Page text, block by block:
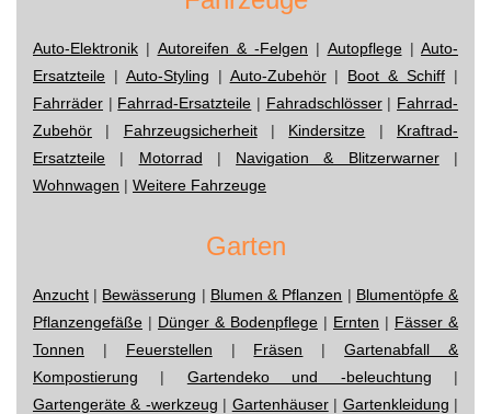
Auto-Elektronik | Autoreifen & -Felgen | Autopflege| Auto-
Ersatzteile | Auto-Styling | Auto-Zubehör| Boot & Schiff |
Fahrräder | Fahrrad-Ersatzteile | Fahradschlösser| Fahrrad-
Zubehör | Fahrzeugsicherheit| Kindersitze | Kraftrad-
Ersatzteile | Motorrad | Navigation & Blitzerwarner|
Wohnwagen | Weitere Fahrzeuge
Garten
Anzucht | Bewässerung | Blumen & Pflanzen | Blumentöpfe &
Pflanzengefäße | Dünger & Bodenpflege | Ernten | Fässer &
Tonnen | Feuerstellen | Fräsen |Gartenabfall &
Kompostierung | Gartendeko und -beleuchtung |
Gartengeräte & -werkzeug | Gartenhäuser| Gartenkleidung |